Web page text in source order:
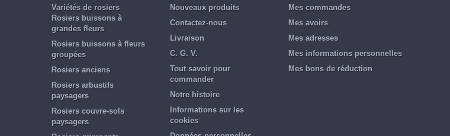
Variétés de rosiers
Rosiers buissons à
grandes fleurs
Rosiers buissons à fleurs
groupées
Rosiers anciens
Rosiers arbustifs
paysagers
Rosiers couvre-sols
paysagers
Nouveaux produits
Contactez-nous
Livraison
C. G. V.
Tout savoir pour
commander
Notre histoire
Informations sur les
cookies
Mes commandes
Mes avoirs
Mes adresses
Mes informations personnelles
Mes bons de réduction